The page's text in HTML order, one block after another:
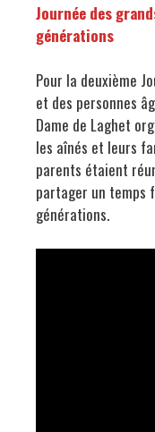
Journée des
générations
Pour la deuxième
et des personnes
Dame de Laghet
les aînés et leurs
parents étaient
partager un temps
générations.